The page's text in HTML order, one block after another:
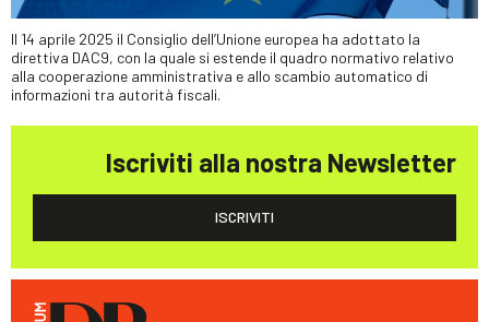
Il 14 aprile 2025 il Consiglio dell’Unione europea ha adottato la
direttiva DAC9, con la quale si estende il quadro normativo relativo
alla cooperazione amministrativa e allo scambio automatico di
informazioni tra autorità fiscali.
Iscriviti alla nostra Newsletter
ISCRIVITI